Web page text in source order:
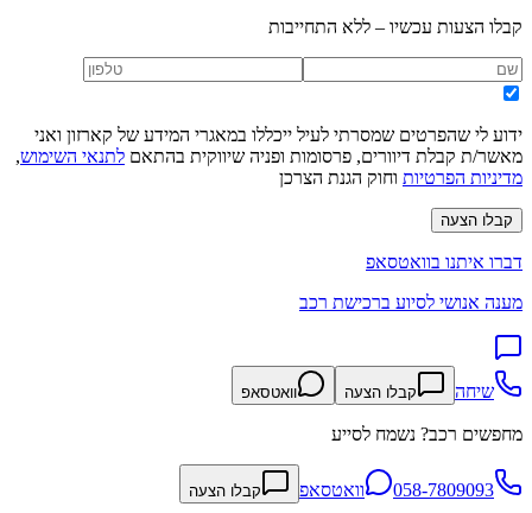
קבלו הצעות עכשיו – ללא התחייבות
ידוע לי שהפרטים שמסרתי לעיל ייכללו במאגרי המידע של קארזון ואני
מאשר/ת קבלת דיוורים, פרסומות ופניה שיווקית בהתאם לתנאי השימוש,
מדיניות הפרטיות וחוק הגנת הצרכן
קבלו הצעה
דברו איתנו בוואטסאפ
מענה אנושי לסיוע ברכישת רכב
שיחה קבלו הצעה וואטסאפ
מחפשים רכב? נשמח לסייע
058-7809093 וואטסאפ קבלו הצעה